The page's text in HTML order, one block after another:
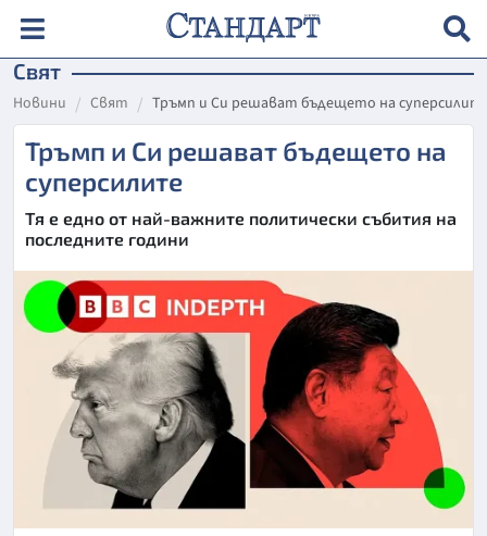
Свят
Новини Свят Тръмп и Си решават бъдещето на
Тръмп и Си решават бъдещето на
суперсилите
Тя е едно от най-важните политически събития на
последните години